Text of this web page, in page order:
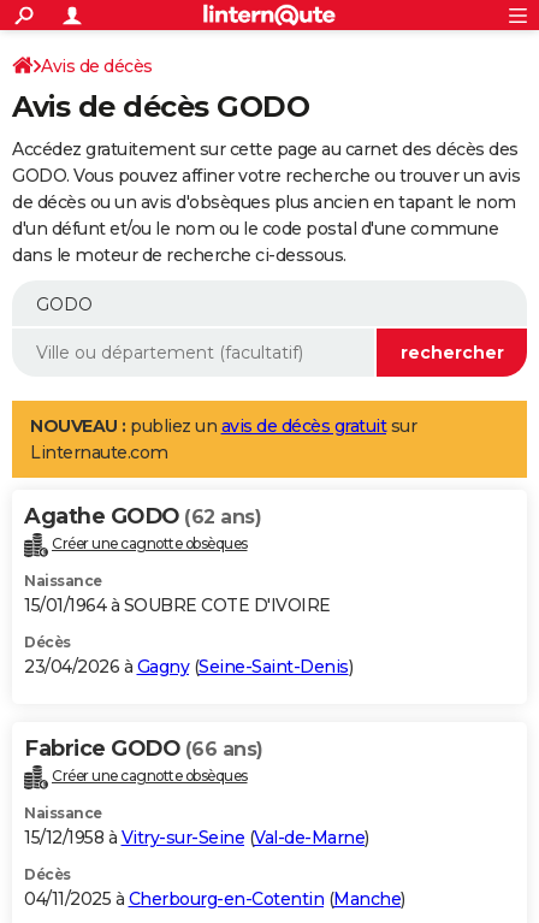
ACTUALITÉS
Politique
Société
Faits Divers
Education
Monde
Villes
+
SPORT
Coupe du monde 2026
Football
Tennis
Cyclisme
Rugby
Forum
Programme TV
TNT
Streaming
Cinéma
Sorties cinéma
Musique
+
FINANCE
Retraite
Impôts
Epargne
Immobilier
Risques naturels par ville
Banque
Assurance
Crédit
AUTO
Essais
Réserver un essai
Citadines
Berlines
SUV
Forum auto
+
Mobiles
Meilleur smartphone
Internet
Ordinateurs
Jeux vidéo
Guide high-tech
Aménagement intérieur
LIFESTYLE
Art de vivre
Bien-être
Loisirs
Mode
Modes de vie
Alimentation
Guide de la santé
Maladies
Médicaments
Sommeil
VOYAGE
Destinations
City break
Voyage nature
Voyage de noces
Forum
Climat
+PHOTO
GUIDES D'ACHAT
BONS PLANS
Carte de Noël
Carte Bonne année
Carte Saint-Valentin
Carte Pâques
Carte d'anniversaire
DICTIONNAIRE
Dictionnaire
Biographies
Citations
Expressions
Proverbes
PROGRAMME TV
S'inscrire
Se connecter
Lycées
Collèges
Primaires
Universités
Entreprises
Service militaire
Avis de recherche
AVIS DE DÉCÈS
Avis de décès
Avis de décès GODO
Accédez gratuitement sur cette page au carnet des décès des
GODO. Vous pouvez affiner votre recherche ou trouver un avis
de décès ou un avis d'obsèques plus ancien en tapant le nom
d'un défunt et/ou le nom ou le code postal d'une commune
dans le moteur de recherche ci-dessous.
NOUVEAU : publiez un avis de décès gratuitsur
Linternaute.com
Agathe GODO (62 ans)
Créer une cagnotte obsèques
Naissance
15/01/1964 à SOUBRE COTE D'IVOIRE
Décès
23/04/2026 à Gagny(Seine-Saint-Denis)
Fabrice GODO (66 ans)
Créer une cagnotte obsèques
Naissance
15/12/1958 à Vitry-sur-Seine (Val-de-Marne)
Décès
04/11/2025 à Cherbourg-en-Cotentin (Manche)